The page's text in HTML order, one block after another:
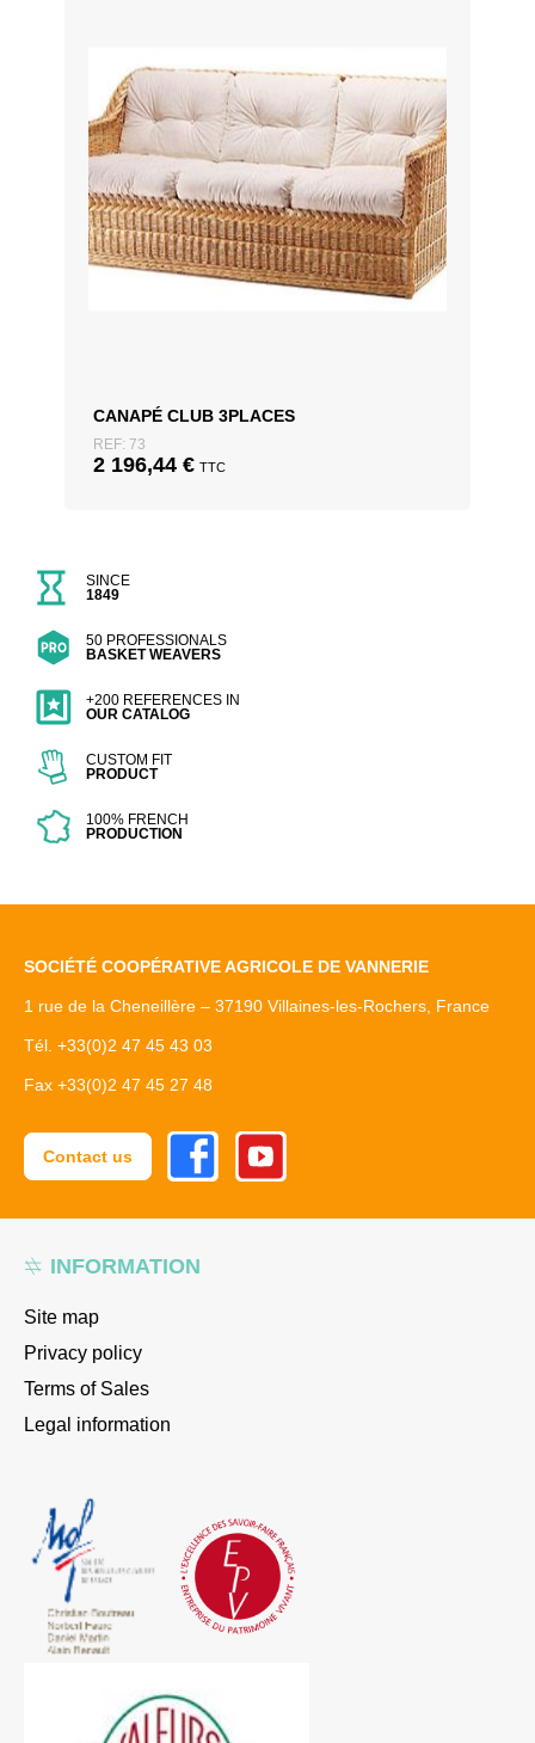
CANAPÉ CLUB 3PLACES
REF: 73
2 196,44 € TTC
SINCE
1849
50 PROFESSIONALS
BASKET WEAVERS
+200 REFERENCES IN
OUR CATALOG
CUSTOM FIT
PRODUCT
100% FRENCH
PRODUCTION
INFORMATION
Site map
Privacy policy
Terms of Sales
Legal information
SOCIÉTÉ COOPÉRATIVE AGRICOLE DE VANNERIE
1 rue de la Cheneillère – 37190 Villaines-les-Rochers, France
Tél. +33(0)2 47 45 43 03
Fax +33(0)2 47 45 27 48
Contact us
FacebookYoutube